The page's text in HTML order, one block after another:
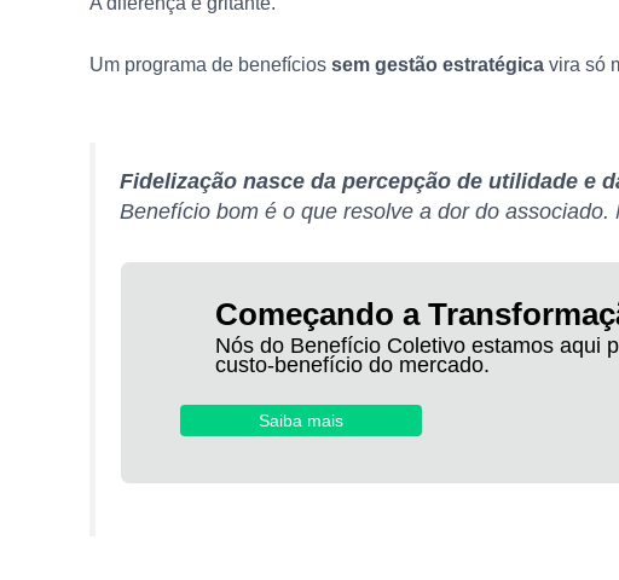
Um programa de benefícios sem gestão estratégica vira só
Fidelização nasce da percepção de utilidade e
Benefício bom é o que resolve a dor do associado.
Começando a
Nós do Benefício Coletivo estamos aqui
custo-benefício do mercado.
Saiba mais